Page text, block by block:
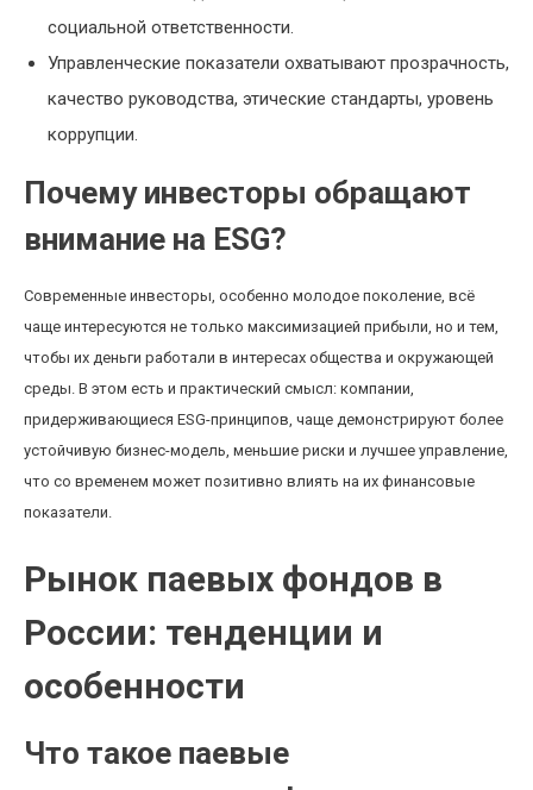
социальной ответственности.
Управленческие показатели охватывают прозрачность,
качество руководства, этические стандарты, уровень
коррупции.
Почему инвесторы обращают
внимание на ESG?
Современные инвесторы, особенно молодое поколение, всё
чаще интересуются не только максимизацией прибыли, но и тем,
чтобы их деньги работали в интересах общества и окружающей
среды. В этом есть и практический смысл: компании,
придерживающиеся ESG-принципов, чаще демонстрируют более
устойчивую бизнес-модель, меньшие риски и лучшее управление,
что со временем может позитивно влиять на их финансовые
показатели.
Рынок паевых фондов в
России: тенденции и
особенности
Что такое паевые